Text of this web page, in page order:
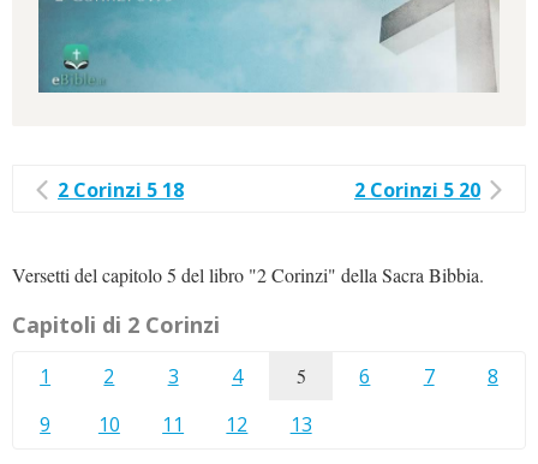
2 Corinzi 5 18 2 Corinzi 5 20
Versetti del capitolo 5 del libro "2 Corinzi" della Sacra Bibbia.
Capitoli di 2 Corinzi
1 2 3 4 5 6 7
8
9
10 11 12 13